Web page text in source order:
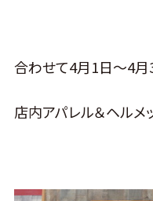
合わせて4月1日～4月
店内アパレル＆ヘル